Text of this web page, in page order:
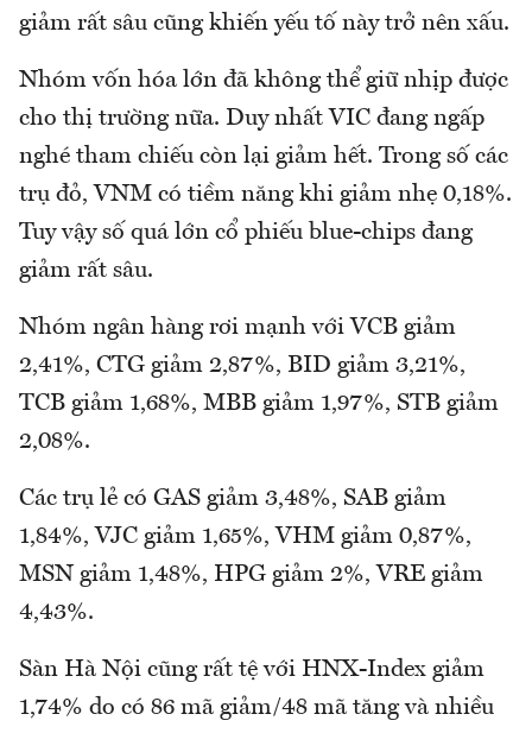
giảm rất sâu cũng khiến yếu tố này trở nên xấu.
Nhóm vốn hóa lớn đã không thể giữ nhịp được
cho thị trường nữa. Duy nhất VIC đang ngấp
nghé tham chiếu còn lại giảm hết. Trong số các
trụ đỏ, VNM có tiềm năng khi giảm nhẹ 0,18%.
Tuy vậy số quá lớn cổ phiếu blue-chips đang
giảm rất sâu.
Nhóm ngân hàng rơi mạnh với VCB giảm
2,41%, CTG giảm 2,87%, BID giảm 3,21%,
TCB giảm 1,68%, MBB giảm 1,97%, STB giảm
2,08%.
Các trụ lẻ có GAS giảm 3,48%, SAB giảm
1,84%, VJC giảm 1,65%, VHM giảm 0,87%,
MSN giảm 1,48%, HPG giảm 2%, VRE giảm
4,43%.
Sàn Hà Nội cũng rất tệ với HNX-Index giảm
1,74% do có 86 mã giảm/48 mã tăng và nhiều